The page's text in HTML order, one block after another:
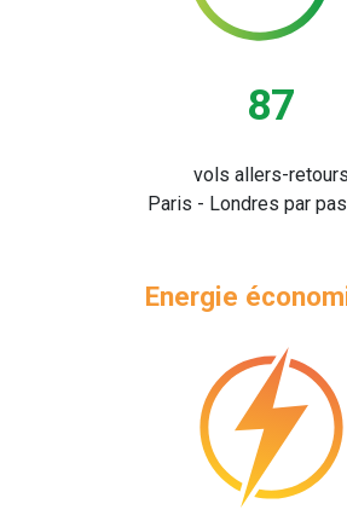
87
vols allers-retours
Paris - Londres par
Energie